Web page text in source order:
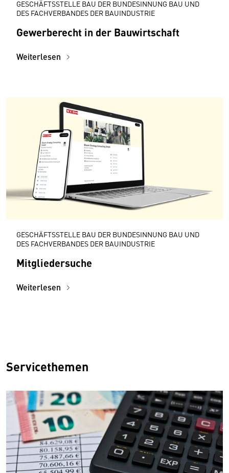
GESCHÄFTSSTELLE BAU DER BUNDESINNUNG BAU UND
DES FACHVERBANDES DER BAUINDUSTRIE
Gewerberecht in der Bauwirtschaft
Weiterlesen
GESCHÄFTSSTELLE BAU DER BUNDESINNUNG BAU UND
DES FACHVERBANDES DER BAUINDUSTRIE
Mitgliedersuche
Weiterlesen
Servicethemen